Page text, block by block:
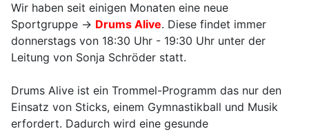
Wir haben seit einigen Monaten eine neue
Sportgruppe -> Drums Alive. Diese findet immer
donnerstags von 18:30 Uhr - 19:30 Uhr unter der
Leitung von Sonja Schröder statt.
Drums Alive ist ein Trommel-Programm das nur den
Einsatz von Sticks, einem Gymnastikball und Musik
erfordert. Dadurch wird eine gesunde